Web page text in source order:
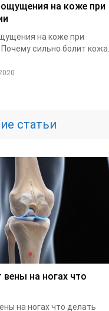
на коже при
на коже при
сильно болит кожа...
статьи
вены на ногах что
на ногах что делать